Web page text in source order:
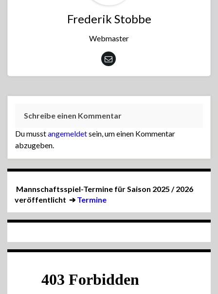
Frederik Stobbe
Webmaster
Schreibe einen Kommentar
Du musstangemeldetsein, um einen Kommentar
abzugeben.
Mannschaftsspiel-Termine für Saison 2025 / 2026
veröffentlicht ➔Termine